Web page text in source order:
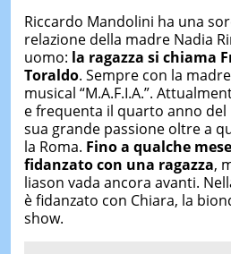
Riccardo Mandolini ha una
relazione della madre Nadia
uomo: la ragazza si chiama
Toraldo. Sempre con la
musical “M.A.F.I.A.”.
e frequenta il quarto anno
sua grande passione oltre a
la Roma. Fino a qualche
fidanzato con una ragazza,
liason vada ancora avanti.
è fidanzato con Chiara, la
show.